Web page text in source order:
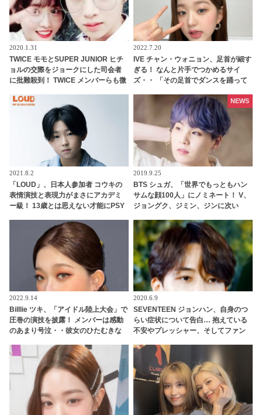
2020.1.31
TWICE モモとSUPER JUNIOR ヒチ
ョルの交際をジョークにした司会者
に批難殺到！ TWICE メンバーらも微
2022.7.20
IVE チャン・ウォニョン、足首が細す
ぎる！ なんと片手でつかめるサイ
ズ・・ 「その足首でダンスを踊って
2021.8.2
「LOUD」、日本人参加者 コウキの
表情演技と表現力がまさにアカデミ
ー級！ 13歳とは思えない才能にPSY
2019.9.25
BTS シュガ、「世界でもっともハン
サムな顔100人」にノミネート！ V、
ジョングク、ジミン、ジンに次い
NEWS
2022.9.14
Billlie ツキ、「アイドル陸上大会」で
圧巻の演技を披露！ メンバーは感動
のあまり号泣・・彼女のひたむきな
2020.6.9
SEVENTEEN ジョンハン、自身のつ
らい症状について告白… 抱えている
不安やプレッシャー、そしてファン
ンが語った素直な思いにファン涙